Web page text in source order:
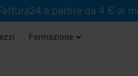
a partire da 4 € al
Formazione